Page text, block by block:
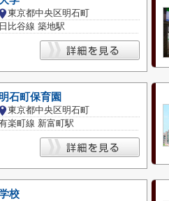
東京都中央区明石町
日比谷線 築地駅
石町保育園
東京都中央区明石町
楽町線 新富町駅
校